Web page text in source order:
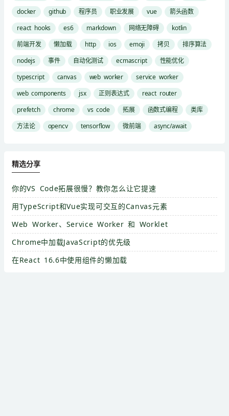
docker
github 程序员 职业发展 vue
箭头函数
react hooks
es6 markdown 网络无障碍
kotlin
前端开发
懒加载 http ios emoji 拷贝
排序算法
nodejs
事件 自动化测试 ecmascript
性能优化
typescript
canvas web worker
service worker
web components
jsx 正则表达式
react router
prefetch
chrome vs code 拓展 函数式编程
类库
方法论
opencv tensorflow 微前端 async/await
精选分享
你的VS Code拓展很慢？教你怎么让它提速
用TypeScript和Vue实现可交互的Canvas元素
Web Worker、Service Worker 和 Worklet
Chrome中加载JavaScript的优先级
在React 16.6中使用组件的懒加载